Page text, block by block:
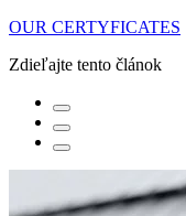
OUR CERTYFICATES
Zdieľajte tento článok